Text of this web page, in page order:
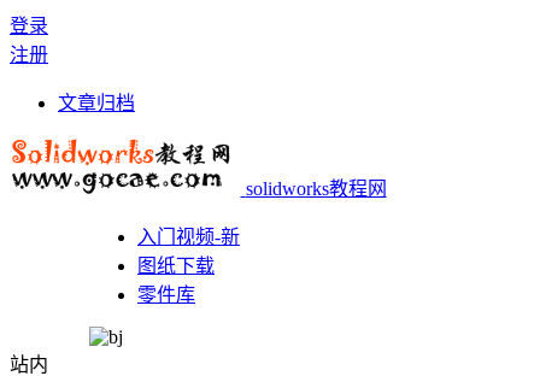
登录
注册
文章归档
solidworks教程网
入门视频-新
图纸下载
零件库
站内